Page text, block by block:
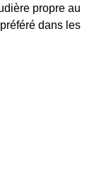
propre au
dans les